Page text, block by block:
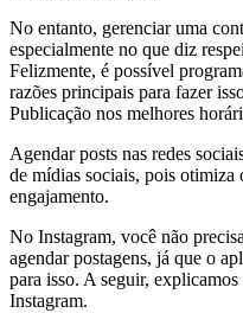
No entanto, gerenciar uma
especialmente no que diz
Felizmente, é possível
razões principais para fazer
Publicação nos melhores
Agendar posts nas redes
de mídias sociais, pois otimiza
engajamento.
No Instagram, você não
agendar postagens, já que o
para isso. A seguir,
Instagram.